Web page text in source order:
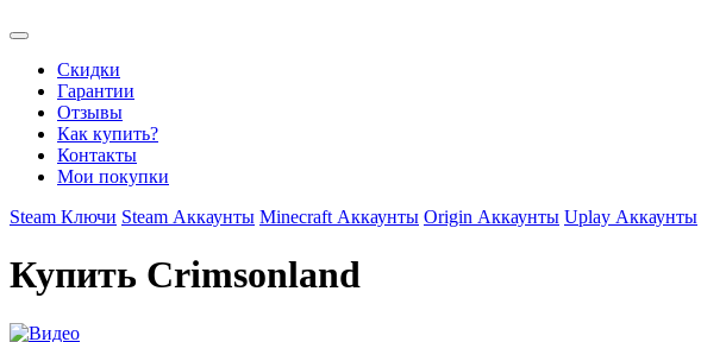
Скидки
Гарантии
Отзывы
Как купить?
Контакты
Мои покупки
Steam Ключи Steam Аккаунты Minecraft Аккаунты Origin Аккаунты Uplay Аккаунты
Купить Crimsonland